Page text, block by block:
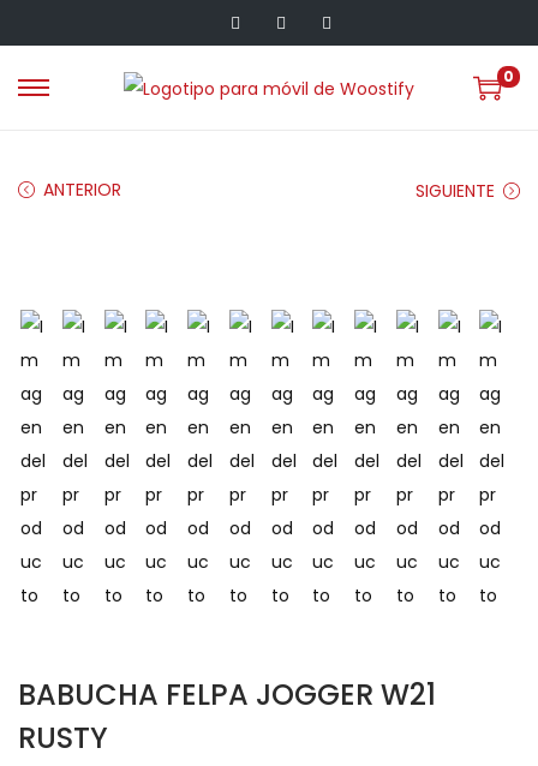
0
ANTERIOR SIGUIENTE
BABUCHA FELPA JOGGER W21
RUSTY